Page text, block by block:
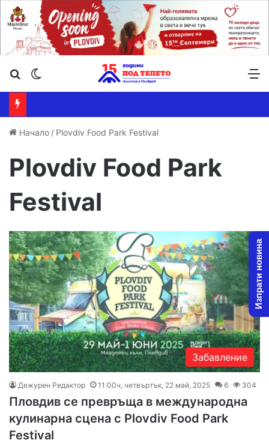
Търсене ...
Начало / Plovdiv Food Park Festival
Plovdiv Food Park
Festival
Забавление
Дежурен Редактор 11:00ч, четвъртък, 22 май, 2025 6 304
Пловдив се превръща в международна
кулинарна сцена с Plovdiv Food Park
Festival
Изпрати новина